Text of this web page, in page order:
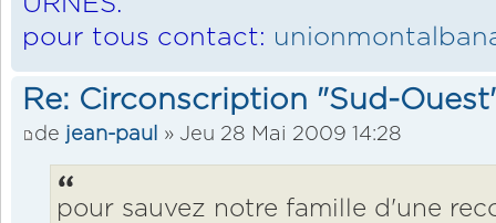
pour tous contact:
Re: Circonscription "Sud-
de jean-paul » Jeu 28 Mai 2009 14:28
pour sauvez notre famille d'une